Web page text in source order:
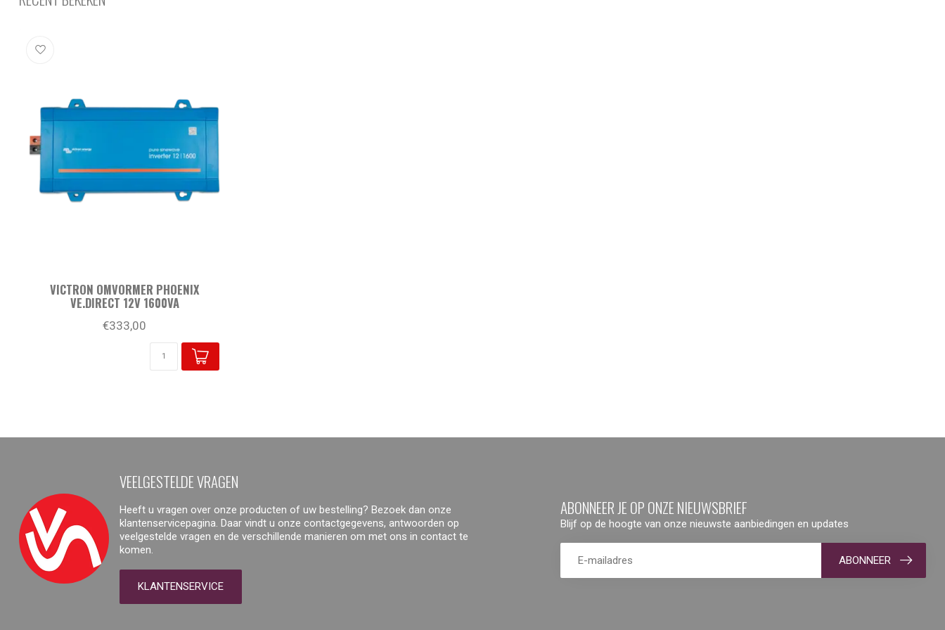
VICTRON OMVORMER PHOENIX
VE.DIRECT 12V 1600VA
€333,00
VEELGESTELDE VRAGEN
Heeft u vragen over onze producten of uw bestelling? Bezoek dan onze
klantenservicepagina. Daar vindt u onze contactgegevens, antwoorden op
veelgestelde vragen en de verschillende manieren om met ons in contact te
komen.
KLANTENSERVICE
ABONNEER JE OP ONZE NIEUWSBRIEF
Blijf op de hoogte van onze nieuwste aanbiedingen en updates
ABONNEER